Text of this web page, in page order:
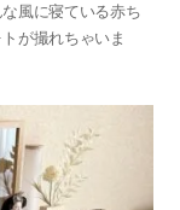
風に寝ている赤ち
が撮れちゃいま